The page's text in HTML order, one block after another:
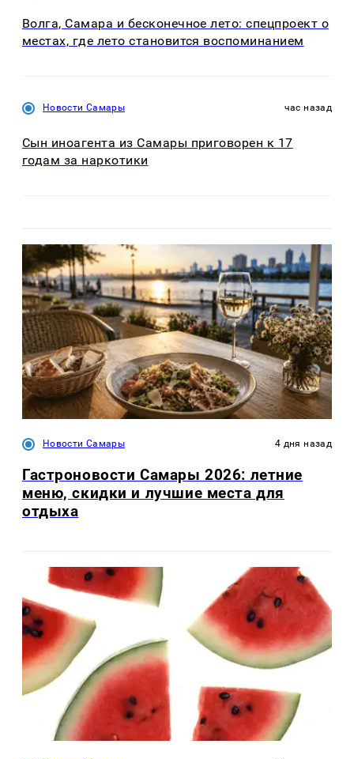
Волга, Самара и бесконечное лето: спецпроект о
местах, где лето становится воспоминанием
Новости Самары час назад
Сын иноагента из Самары приговорен к 17
годам за наркотики
Новости Самары 4 дня назад
Гастроновости Самары 2026: летние
меню, скидки и лучшие места для
отдыха